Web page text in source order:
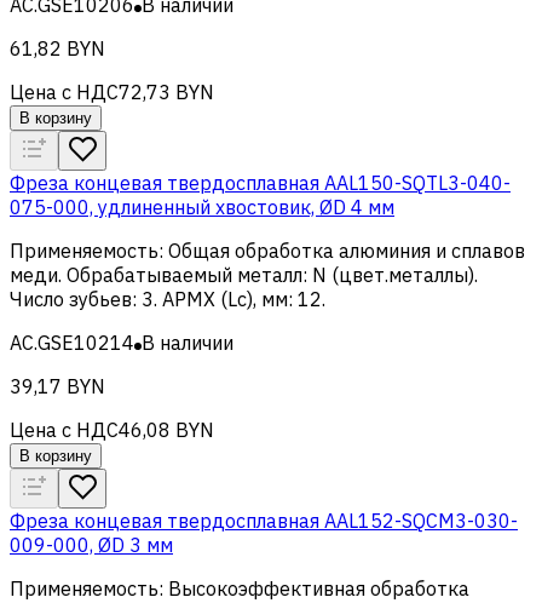
61,82 BYN
Цена с НДС72,73 BYN
В корзину
Фреза концевая твердосплавная AAL150-SQTL3-040-
075-000, удлиненный хвостовик, ØD 4 мм
Применяемость: Общая обработка алюминия и сплавов
меди. Обрабатываемый металл: N (цвет.металлы).
Число зубьев: 3. APMX (Lc), мм: 12.
AC.GSE10214 В наличии
39,17 BYN
Цена с НДС46,08 BYN
В корзину
Фреза концевая твердосплавная AAL152-SQCM3-030-
009-000, ØD 3 мм
Применяемость: Высокоэффективная обработка